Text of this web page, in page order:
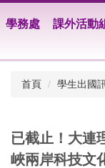
到
學務處 課外活動
首頁 學生出國
已截止！大連
峽兩岸科技文